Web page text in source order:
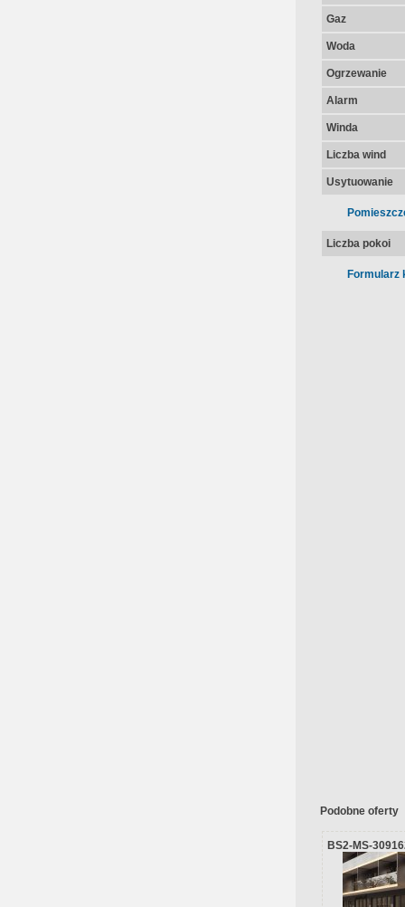
Gaz
Woda
Ogrzewanie
Alarm
Winda
Liczba wind
Usytuowanie
Liczba pokoi
Formularz
Podobne oferty
BS2-MS-